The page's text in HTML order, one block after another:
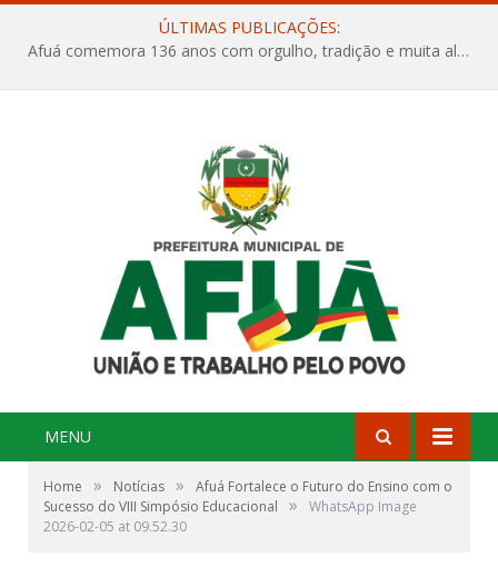
ÚLTIMAS PUBLICAÇÕES:
Afuá comemora 136 anos com orgulho, tradição e muita alegria na Quadra Dr. Nelson Salomão
MENU
Home » Notícias »
Afuá Fortalece o Futuro do Ensino com o
Sucesso do VIII Simpósio Educacional
»
WhatsApp Image
2026-02-05 at 09.52.30